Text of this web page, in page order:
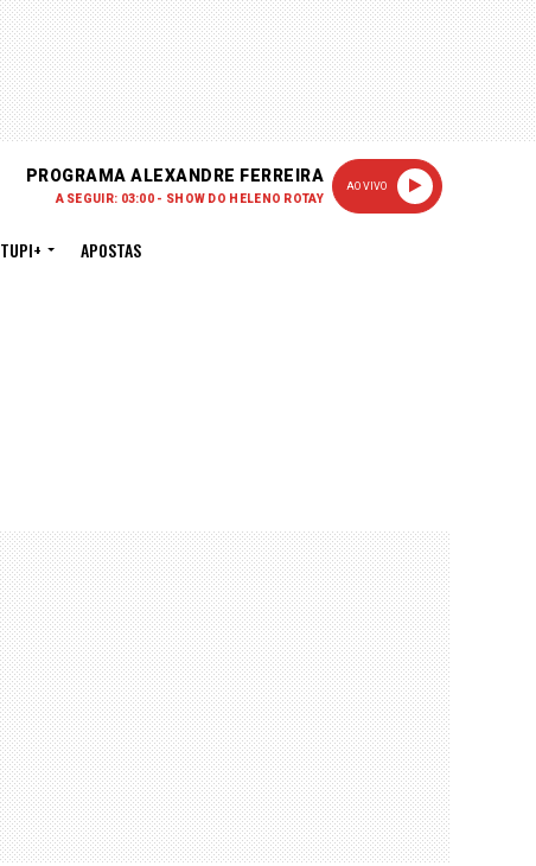
PROGRAMA ALEXANDRE FERREIRA
A SEGUIR: 03:00 - SHOW DO HELENO ROTAY
AO VIVO
TUPI+ APOSTAS